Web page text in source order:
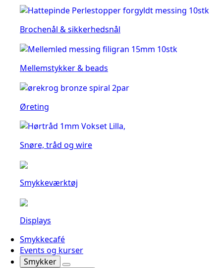
Brochenål & sikkerhedsnål
Mellemstykker & beads
Øreting
Snøre, tråd og wire
Smykkeværktøj
Displays
Smykkecafé
Events og kurser
Smykker